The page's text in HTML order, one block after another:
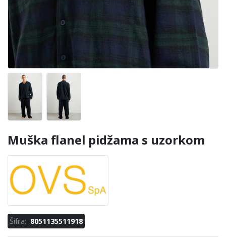
Muška flanel pidžama s uzorkom
Šifra: 8051135511918